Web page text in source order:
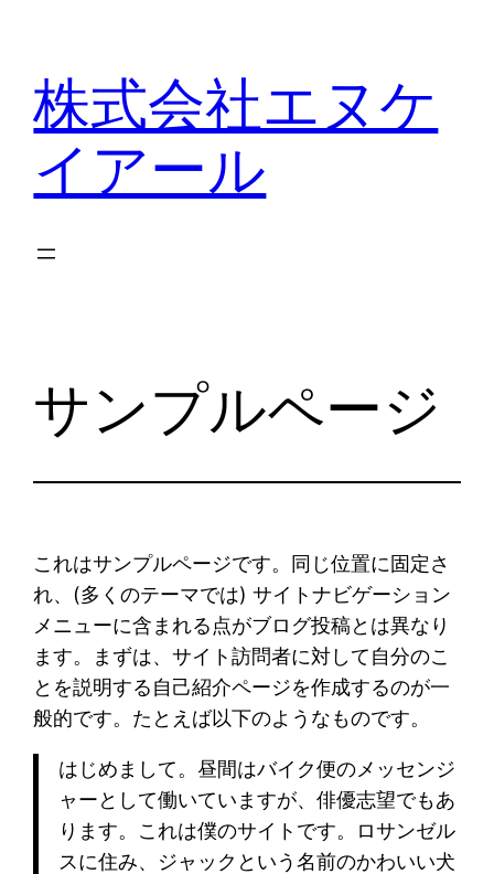
株式会社エヌケ
イアール
サンプルページ
これはサンプルページです。同じ位置に固定さ
れ、(多くのテーマでは) サイトナビゲーション
メニューに含まれる点がブログ投稿とは異なり
ます。まずは、サイト訪問者に対して自分のこ
とを説明する自己紹介ページを作成するのが一
般的です。たとえば以下のようなものです。
はじめまして。昼間はバイク便のメッセンジ
ャーとして働いていますが、俳優志望でもあ
ります。これは僕のサイトです。ロサンゼル
スに住み、ジャックという名前のかわいい犬